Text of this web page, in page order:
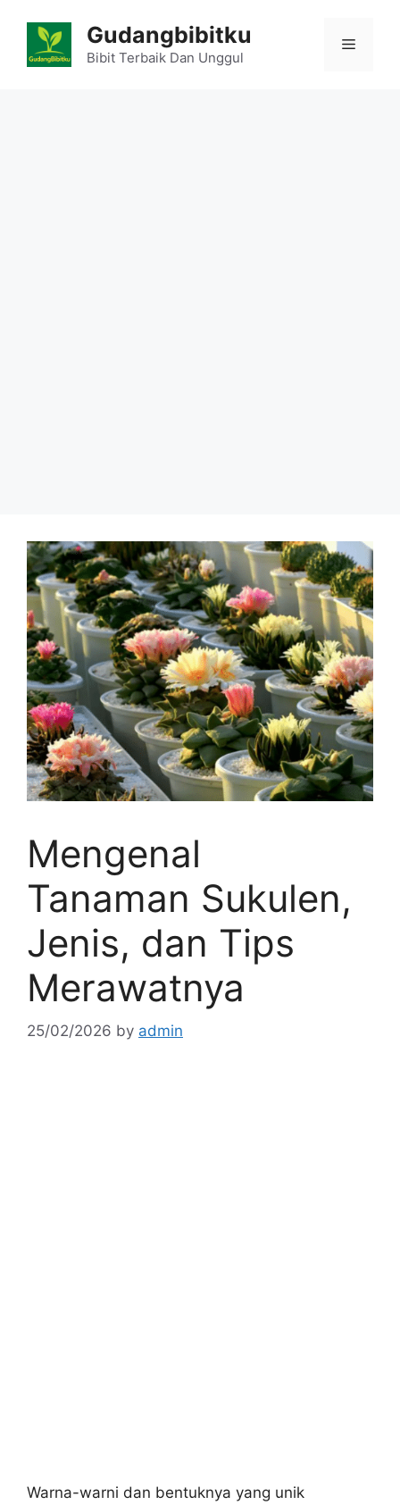
content
Gudangbibitku
Bibit Terbaik Dan Unggul
Menu
Mengenal
Tanaman Sukulen,
Jenis, dan Tips
Merawatnya
25/02/2026 by admin
Warna-warni dan bentuknya yang unik